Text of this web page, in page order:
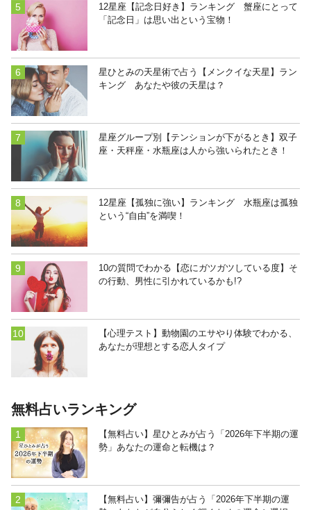
12星座【記念日好き】ランキング 蟹座にとって
「記念日」は思い出という宝物！
星ひとみの天星術で占う【メンクイな天星】ラン
キング あなたや彼の天星は？
星座グループ別【テンションが下がるとき】双子
座・天秤座・水瓶座は人から強いられたとき！
12星座【孤独に強い】ランキング 水瓶座は孤独
という“自由”を満喫！
10の質問でわかる【恋にガツガツしている度】そ
の行動、男性に引かれているかも!?
【心理テスト】動物園のエサやり体験でわかる、
あなたが理想とする恋人タイプ
無料占いランキング
【無料占い】星ひとみが占う「2026年下半期の運
勢」あなたの運命と転機は？
【無料占い】彌彌告が占う「2026年下半期の運